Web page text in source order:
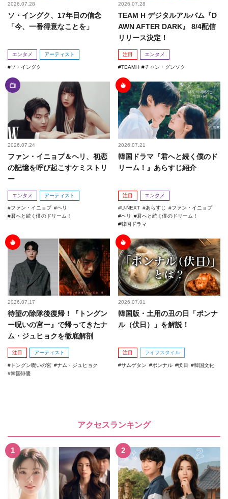
2026.07.28
ソ・イングク、17年目の信念
「今、一番得意なことを」
エンタメ アーティスト
ソ・イングク
2026.07.28
TEAM H デジタルアルバム『D
AWN AFTER DARK』 8/4配信
リリース決定！
注目 エンタメ
TEAMH チャン・グンソク
2026.07.24
ファン・イニョプ＆ヘリ、初恋
の記憶を呼び起こすケミストリ
ー
エンタメ アーティスト
ファン・イニョプ
ヘリ
君へと続く僕のドリーム！
2026.07.21
韓国ドラマ『君へと続く僕のド
リーム！』あらすじ紹介
注目 エンタメ
U-NEXT あらすじ
ファン・イニョプ
ヘリ
君へと続く僕のドリーム！
韓国ドラマ
2026.07.17
待望の除隊後復帰！『トングン
ー呪いの宮ー』で帰ってきたナ
ム・ジュヒョクを徹底解剖
注目 アーティスト
トングン呪いの宮
ナム・ジュヒョク
韓国俳優
2026.07.01
韓国版・土用の丑の日「ポンナ
ル（伏日）」を解説！
注目 ライフスタイル
サムゲタン ポンナル 伏日 韓国文化
アクセスランキング